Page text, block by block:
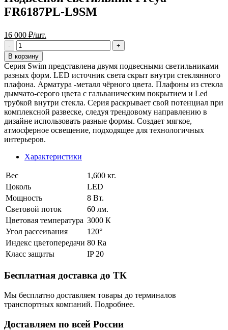
FR6187PL-L9SM
16 000 ₽/шт.
В корзину
Серия Swim представлена двумя подвесными светильниками
разных форм. LED источник света скрыт внутри стеклянного
плафона. Арматура -металл чёрного цвета. Плафоны из стекла
дымчато-серого цвета с гальваническим покрытием и Led
трубкой внутри стекла. Серия раскрывает свой потенциал при
комплексной развеске, следуя трендовому направлению в
дизайне использовать разные формы. Создает мягкое,
атмосферное освещение, подходящее для технологичных
интерьеров.
Характеристики
Вес
1,600 кг.
Цоколь
LED
Мощность
8 Вт.
Световой поток
60 лм.
Цветовая температура 3000 К
Угол рассеивания
120°
Индекс цветопередачи 80 Ra
Класс защиты
IP 20
Бесплатная доставка до ТК
Мы бесплатно доставляем товары до терминалов
транспортных компаний. Подробнее.
Доставляем по всей России